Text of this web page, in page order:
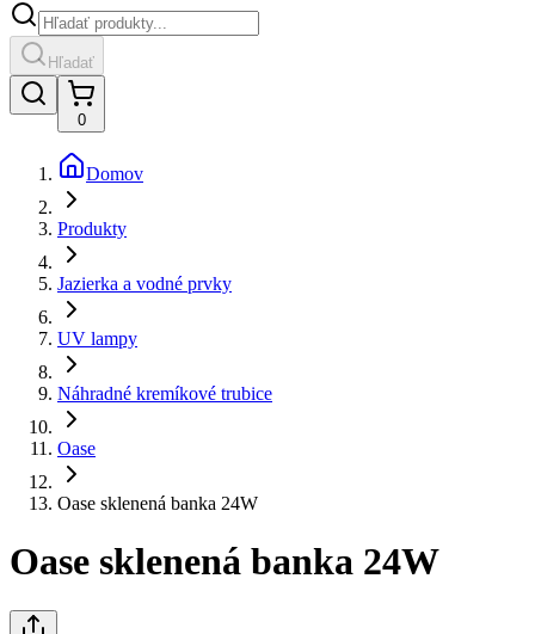
Hľadať
0
Domov
Produkty
Jazierka a vodné prvky
UV lampy
Náhradné kremíkové trubice
Oase
Oase sklenená banka 24W
Oase sklenená banka 24W